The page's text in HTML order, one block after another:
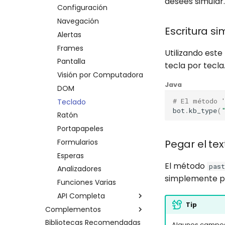
Errores
Log de Ejecución
Archivos de Resultados
Runners
Automatizaciones
Bots
Programaciones
Credenciales
Ambiente de Desarrollo
Credenciales
Datapool
Errores
API Completa
Python
Java
Otras plataformas a
través de API
API Completa
Framework
Visión por Computadora
Teclado
Ratón
Portapapeles
Sistema
Navegador
Esperas
Aplicaciones de
Windows
API Completa
Python
Configuración
Navegación
Alertas
Frames
Pantalla
Visión por Computadora
DOM
Teclado
Ratón
Portapapeles
Formularios
Esperas
Analizadores
Funciones Varias
API Completa
Python
Java
Complementos
Amazon AWS
Bibliotecas Recomendadas
Escritura
Utilizando
tecla por tecla.
Java
# El
bot .kb_type(
Pegar el
El método
simplemente
Tip